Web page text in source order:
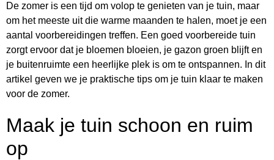
De zomer is een tijd om volop te genieten van je tuin, maar
om het meeste uit die warme maanden te halen, moet je een
aantal voorbereidingen treffen. Een goed voorbereide tuin
zorgt ervoor dat je bloemen bloeien, je gazon groen blijft en
je buitenruimte een heerlijke plek is om te ontspannen. In dit
artikel geven we je praktische tips om je tuin klaar te maken
voor de zomer.
Maak je tuin schoon en ruim
op